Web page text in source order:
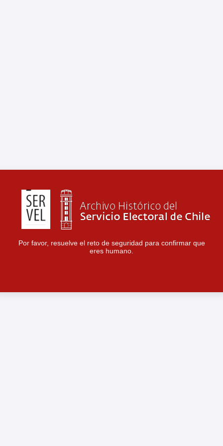
Por favor, resuelve el reto de seguridad para confirmar que
eres humano.